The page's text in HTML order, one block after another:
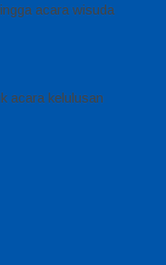
acara wisuda
acara kelulusan